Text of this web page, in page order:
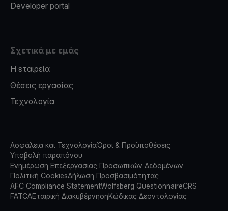
Developer portal
Σχετικά με εμάς
Η εταιρεία
Θέσεις εργασίας
Τεχνολογία
Ασφάλεια και ΤεχνολογίαΌροι & Προϋποθέσεις
Υποβολή παραπόνου
Ενημέρωση Επεξεργασίας Προσωπικών Δεδομένων
Πολιτική CookiesΔήλωση Προσβασιμότητας
AFC Compliance StatementWolfsberg QuestionnaireCRS
FATCAΕταιρική ΔιακυβέρνησηΚώδικας Δεοντολογίας